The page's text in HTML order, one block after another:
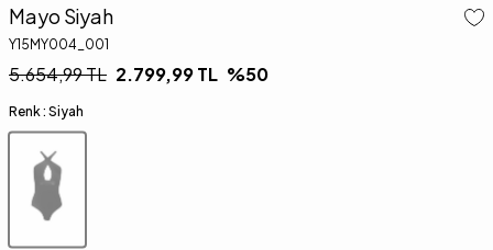
Mayo Siyah
Y15MY004_001
5.654,99TL 2.799,99TL %50
Renk : Siyah